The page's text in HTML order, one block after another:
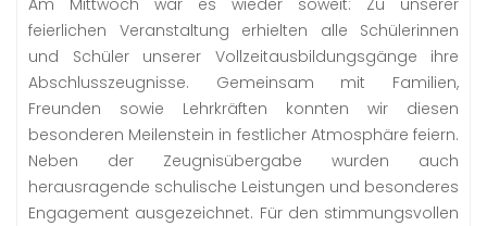
Am Mittwoch war es wieder soweit: Zu unserer
feierlichen Veranstaltung erhielten alle Schülerinnen
und Schüler unserer Vollzeitausbildungsgänge ihre
Abschlusszeugnisse. Gemeinsam mit Familien,
Freunden sowie Lehrkräften konnten wir diesen
besonderen Meilenstein in festlicher Atmosphäre feiern.
Neben der Zeugnisübergabe wurden auch
herausragende schulische Leistungen und besonderes
Engagement ausgezeichnet. Für den stimmungsvollen